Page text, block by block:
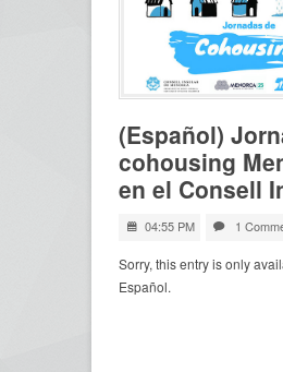
(Español)
cohousing
en el Consell
04:55 PM 1
Sorry, this entry is only
Español.